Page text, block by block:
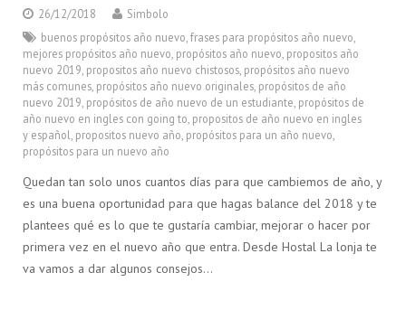
26/12/2018
Simbolo
buenos propósitos año nuevo frases para propósitos año nuevo
mejores propósitos año nuevo propósitos año nuevo propositos año
nuevo 2019 propositos año nuevo chistosos propósitos año nuevo
más comunes propósitos año nuevo originales propósitos de año
nuevo 2019 propósitos de año nuevo de un estudiante propósitos de
año nuevo en ingles con going to propositos de año nuevo en ingles
y español propositos nuevo año propósitos para un año nuevo
propósitos para un nuevo año
Quedan tan solo unos cuantos días para que cambiemos de año, y
es una buena oportunidad para que hagas balance del 2018 y te
plantees qué es lo que te gustaría cambiar, mejorar o hacer por
primera vez en el nuevo año que entra. Desde Hostal La lonja te
va vamos a dar algunos consejos…